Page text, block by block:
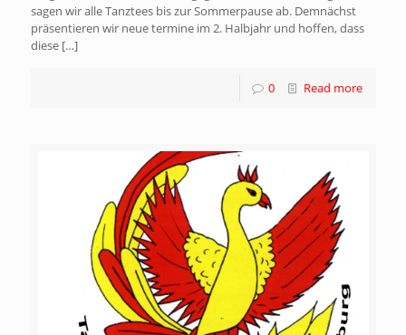
sagen wir alle Tanztees bis zur Sommerpause ab. Demnächst
präsentieren wir neue termine im 2. Halbjahr und hoffen, dass
diese[…]
0 Read more